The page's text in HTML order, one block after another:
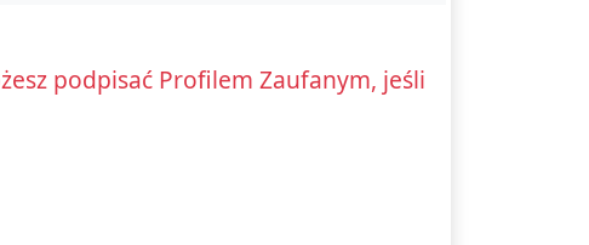
podpisać Profilem Zaufanym, jeśli